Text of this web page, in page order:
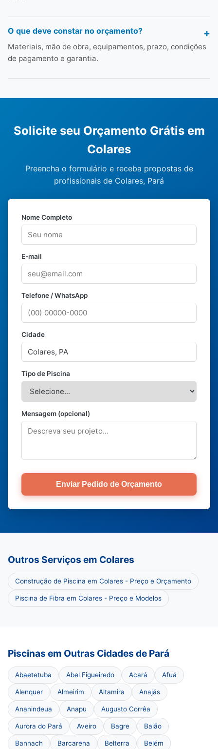
O que deve constar no orçamento?
Materiais, mão de obra, equipamentos, prazo, condições
de pagamento e garantia.
Solicite seu Orçamento Grátis em
Colares
Preencha o formulário e receba propostas de
profissionais de Colares, Pará
Nome Completo
E-mail
Telefone / WhatsApp
Cidade
Tipo de Piscina
Mensagem (opcional)
Enviar Pedido de Orçamento
Outros Serviços em Colares
Construção de Piscina em Colares - Preço e Orçamento
Piscina de Fibra em Colares - Preço e Modelos
Piscinas em Outras Cidades de Pará
Abaetetuba Abel Figueiredo Acará Afuá
Alenquer Almeirim Altamira Anajás
Ananindeua Anapu Augusto Corrêa
Aurora do Pará Aveiro Bagre Baião
Bannach Barcarena Belterra Belém